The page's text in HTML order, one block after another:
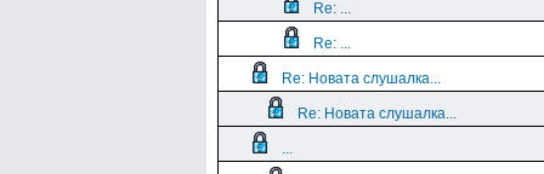
Re: ...
Re: ...
Re: Новата слушалка...
Re: Новата слушалка...
...